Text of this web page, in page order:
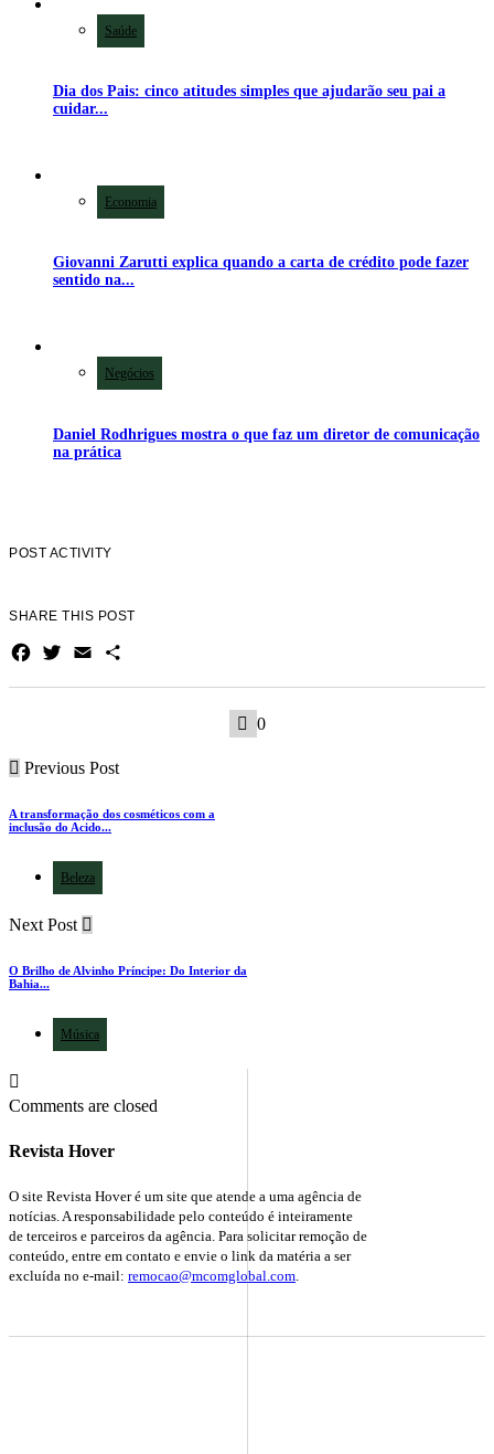
Saúde
Dia dos Pais: cinco atitudes simples que ajudarão seu pai a
cuidar...
Economia
Giovanni Zarutti explica quando a carta de crédito pode fazer
sentido na...
Negócios
Daniel Rodhrigues mostra o que faz um diretor de comunicação
na prática
POST ACTIVITY
SHARE THIS POST
Facebook
TwitterEmailShare
0
Previous Post
A transformação dos cosméticos com a
inclusão do Acido...
Beleza
Next Post
O Brilho de Alvinho Príncipe: Do Interior da
Bahia...
Música
Comments are closed
Revista Hover
O site Revista Hover é um site que atende a uma agência de
notícias. A responsabilidade pelo conteúdo é inteiramente
de terceiros e parceiros da agência. Para solicitar remoção de
conteúdo, entre em contato e envie o link da matéria a ser
excluída no e-mail: remocao@mcomglobal.com